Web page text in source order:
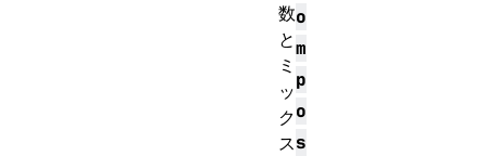
o
m
p
o
s
数
と
ミ
ッ
ク
ス